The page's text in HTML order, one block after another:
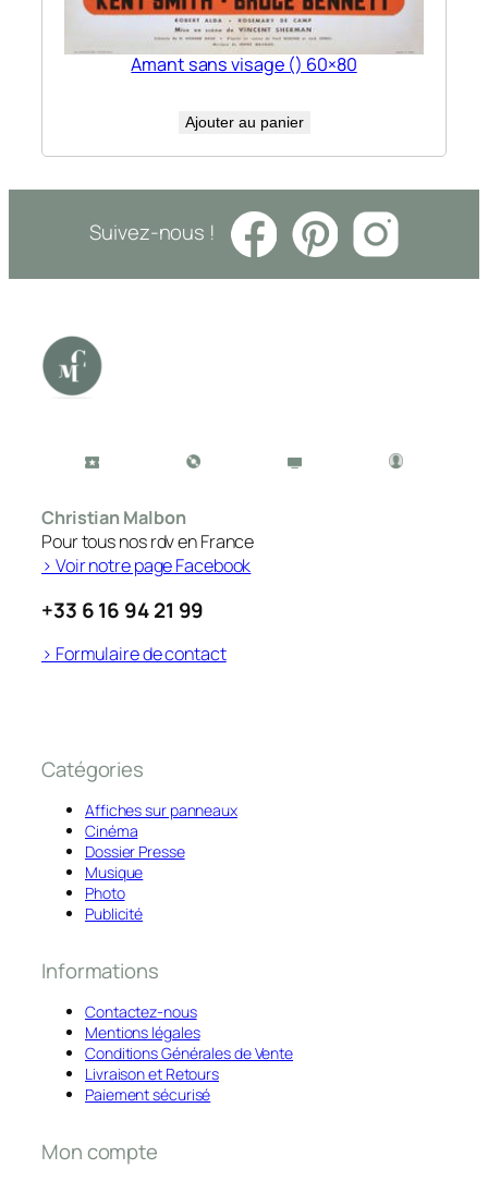
Amant sans visage () 60×80
Ajouter au panier
Suivez-nous !
Christian Malbon
Pour tous nos rdv en France
> Voir notre page Facebook
+33 6 16 94 21 99
> Formulaire de contact
Catégories
Affiches sur panneaux
Cinéma
Dossier Presse
Musique
Photo
Publicité
Informations
Contactez-nous
Mentions légales
Conditions Générales de Vente
Livraison et Retours
Paiement sécurisé
Mon compte